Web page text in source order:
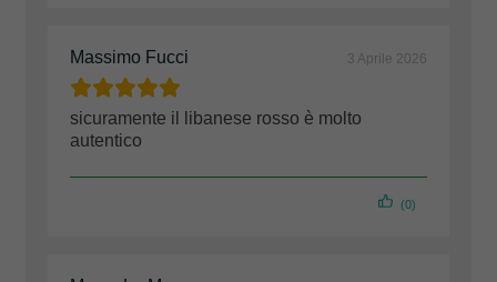
Massimo Fucci 3 Aprile 2026
sicuramente il libanese rosso è molto
autentico
(0)